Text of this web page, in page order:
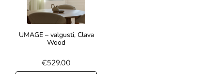
UMAGE – valgusti, Clava
Wood
€529.00